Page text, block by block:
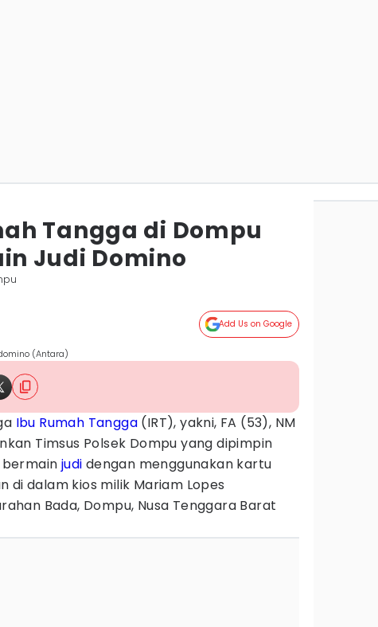
Tangga di Dompu
Judi Domino
Add Us on Google
(Antara)
Ibu Rumah Tangga (IRT), yakni, FA (53), NM
Timsus Polsek Dompu yang dipimpin
judi dengan menggunakan kartu
di dalam kios milik Mariam Lopes
Bada, Dompu, Nusa Tenggara Barat